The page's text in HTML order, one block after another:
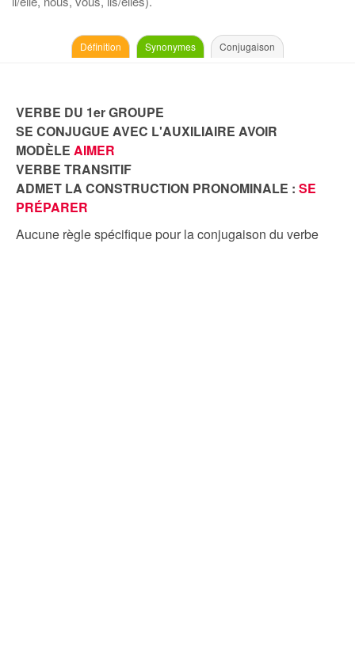
Définition Synonymes Conjugaison
VERBE DU 1er GROUPE
SE CONJUGUE AVEC L'AUXILIAIRE AVOIR
MODÈLE AIMER
VERBE TRANSITIF
ADMET LA CONSTRUCTION PRONOMINALE : SE
PRÉPARER
Aucune règle spécifique pour la conjugaison du verbe